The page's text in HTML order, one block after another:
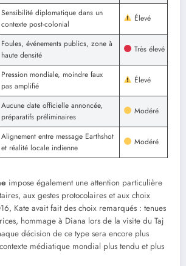
Sensibilité diplomatique dans un
contexte post-colonial
Élevé
Foules, événements publics, zone à
haute densité
Très élevé
Pression mondiale, moindre faux
pas amplifié
Élevé
Aucune date officielle annoncée,
préparatifs préliminaires
Modéré
Alignement entre message Earthshot
et réalité locale indienne
Modéré
impose également une attention particulière
aux gestes protocolaires et aux choix
Kate avait fait des choix remarqués : tenues
hommage à Diana lors de la visite du Taj
décision de ce type sera encore plus
médiatique mondial plus tendu et plus